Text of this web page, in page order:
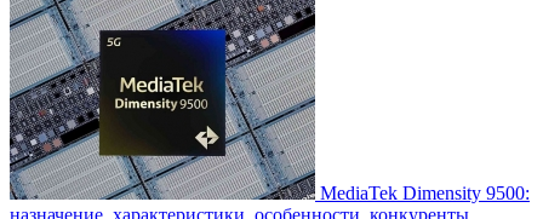
MediaTek Dimensity 9500:
назначение, характеристики, особенности, конкуренты